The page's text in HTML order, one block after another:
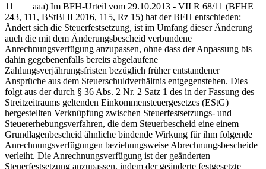
11 aaa) Im BFH-Urteil vom 29.10.2013 - VII R 68/11 (BFHE
243, 111, BStBl II 2016, 115, Rz 15) hat der BFH entschieden:
Ändert sich die Steuerfestsetzung, ist im Umfang dieser Änderung
auch die mit dem Änderungsbescheid verbundene
Anrechnungsverfügung anzupassen, ohne dass der Anpassung bis
dahin gegebenenfalls bereits abgelaufene
Zahlungsverjährungsfristen bezüglich früher entstandener
Ansprüche aus dem Steuerschuldverhältnis entgegenstehen. Dies
folgt aus der durch § 36 Abs. 2 Nr. 2 Satz 1 des in der Fassung des
Streitzeitraums geltenden Einkommensteuergesetzes (EStG)
hergestellten Verknüpfung zwischen Steuerfestsetzungs- und
Steuererhebungsverfahren, die dem Steuerbescheid eine einem
Grundlagenbescheid ähnliche bindende Wirkung für ihm folgende
Anrechnungsverfügungen beziehungsweise Abrechnungsbescheide
verleiht. Die Anrechnungsverfügung ist der geänderten
Steuerfestsetzung anzupassen, indem der geänderte festgesetzte